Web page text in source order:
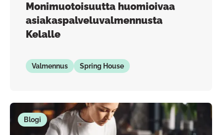
Monimuotoisuutta huomioivaa
asiakaspalveluvalmennusta
Kelalle
Valmennus Spring House
Blogi